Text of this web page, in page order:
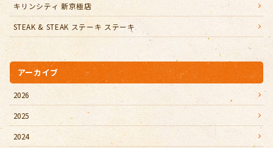
キリンシティ 新京極店
STEAK & STEAK ステーキ ステーキ
アーカイブ
2026
2025
2024